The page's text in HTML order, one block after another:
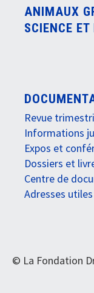
ANIMAUX
SCIENCE
Revue
Informations
Expos et
Dossiers et
Centre de
Adresses utiles
© La Fondation